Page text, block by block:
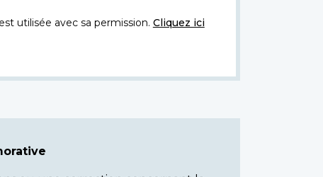
utilisée avec sa permission. Cliquez ici